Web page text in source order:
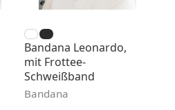
Bandana Leonardo,
mit Frottee-
Schweißband
Bandana